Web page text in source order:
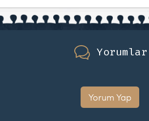
Yorumlar
Yorum Yap